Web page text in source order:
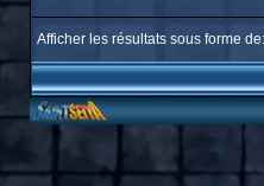
Afficher les résultats sous forme de: